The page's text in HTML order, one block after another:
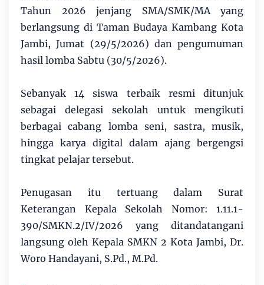
Tahun 2026 jenjang SMA/SMK/MA yang
berlangsung di Taman Budaya Kambang Kota
Jambi, Jumat (29/5/2026) dan pengumuman
hasil lomba Sabtu (30/5/2026).
Sebanyak 14 siswa terbaik resmi ditunjuk
sebagai delegasi sekolah untuk mengikuti
berbagai cabang lomba seni, sastra, musik,
hingga karya digital dalam ajang bergengsi
tingkat pelajar tersebut.
Penugasan itu tertuang dalam Surat
Keterangan Kepala Sekolah Nomor: 1.11.1-
390/SMKN.2/IV/2026 yang ditandatangani
langsung oleh Kepala SMKN 2 Kota Jambi, Dr.
Woro Handayani, S.Pd., M.Pd.